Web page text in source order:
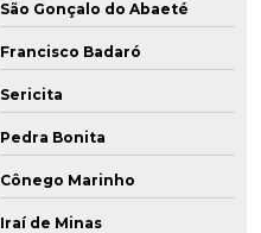
São Gonçalo do Abaeté
Francisco Badaró
Sericita
Pedra Bonita
Cônego Marinho
Iraí de Minas